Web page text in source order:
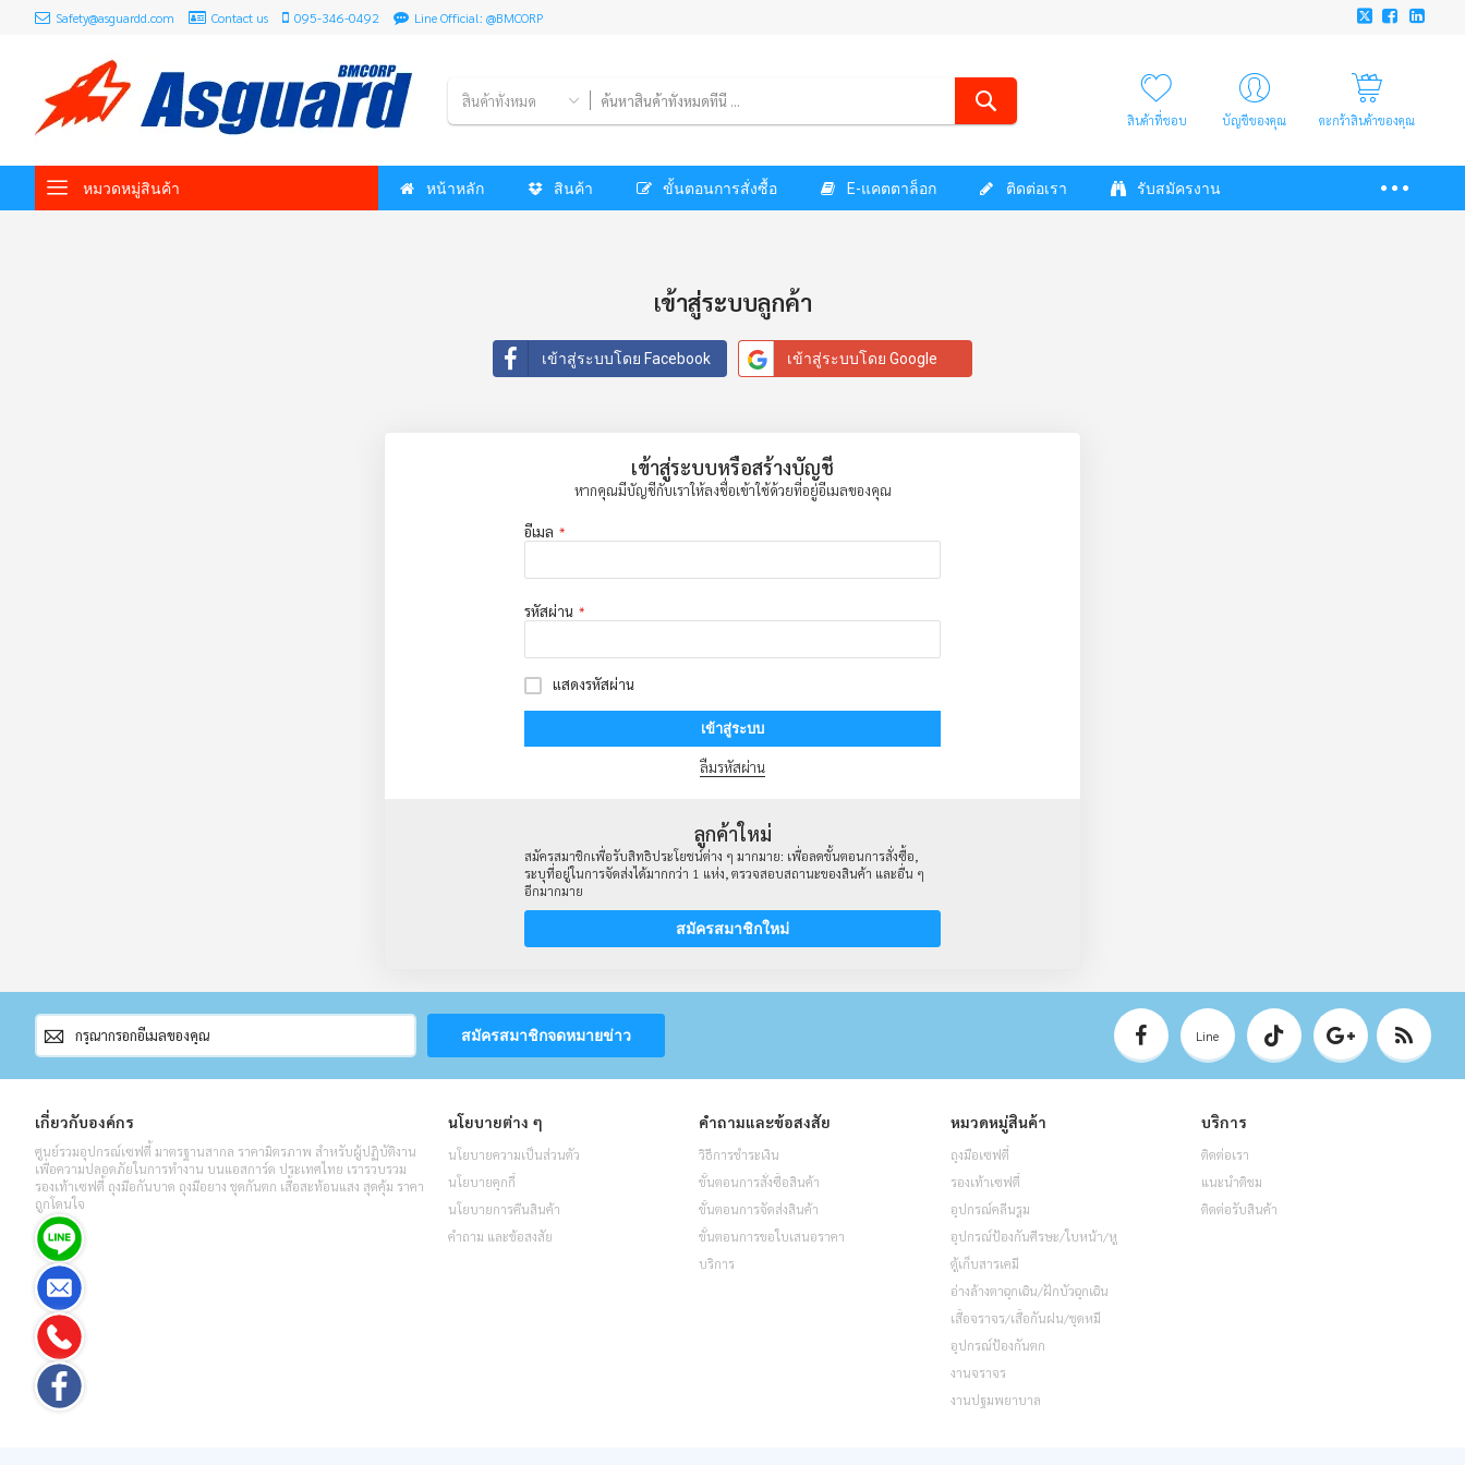
Safety@asguardd.com Contact us 095-346-0492 Line Official: @BMCORP
สินค้าทั้งหมด
สินค้าที่ชอบ บัญชีของคุณ ตะกร้าสินค้าของคุณ
หมวดหมู่สินค้า หน้าหลัก สินค้า ขั้นตอนการสั่งซื้อ E-แคตตาล็อก ติดต่อเรา รับสมัครงาน
เข้าสู่ระบบลูกค้า
เข้าสู่ระบบโดย Facebook เข้าสู่ระบบโดย Google
เข้าสู่ระบบหรือสร้างบัญชี
หากคุณมีบัญชีกับเราให้ลงชื่อเข้าใช้ด้วยที่อยู่อีเมลของคุณ
อีเมล
รหัสผ่าน
แสดงรหัสผ่าน
เข้าสู่ระบบ
ลืมรหัสผ่าน
ลูกค้าใหม่
สมัครสมาชิกเพื่อรับสิทธิประโยชน์ต่าง ๆ มากมาย: เพื่อลดขั้นตอนการสั่งซื้อ,
ระบุที่อยู่ในการจัดส่งได้มากกว่า 1 แห่ง, ตรวจสอบสถานะของสินค้า และอื่น ๆ
อีกมากมาย
สมัครสมาชิกใหม่
สมัคร
สมาชิก
จดหมาย
ข่าว
สมัครสมาชิกจดหมายข่าว Line
เกี่ยวกับองค์กร
ศูนย์รวมอุปกรณ์เซฟตี้ มาตรฐานสากล ราคามิตรภาพ สำหรับผู้ปฏิบัติงาน
เพื่อความปลอดภัยในการทำงาน บนแอสการ์ด ประเทศไทย เรารวบรวม
รองเท้าเซฟตี้ ถุงมือกันบาด ถุงมือยาง ชุดกันตก เสื้อสะท้อนแสง สุดคุ้ม ราคา
ถูกโดนใจ
นโยบายต่าง ๆ
นโยบายความเป็นส่วนตัว
นโยบายคุกกี้
นโยบายการคืนสินค้า
คำถาม และข้อสงสัย
คำถามและข้อสงสัย
วิธีการชำระเงิน
ขั้นตอนการสั่งซื้อสินค้า
ขั้นตอนการจัดส่งสินค้า
ขั้นตอนการขอใบเสนอราคา
บริการ
หมวดหมู่สินค้า
ถุงมือเซฟตี้
รองเท้าเซฟตี้
อุปกรณ์คลีนรูม
อุปกรณ์ป้องกันศีรษะ/ใบหน้า/หู
ตู้เก็บสารเคมี
อ่างล้างตาฉุกเฉิน/ฝักบัวฉุกเฉิน
เสื้อจราจร/เสื้อกันฝน/ชุดหมี
อุปกรณ์ป้องกันตก
งานจราจร
งานปฐมพยาบาล
บริการ
ติดต่อเรา
แนะนำติชม
ติดต่อรับสินค้า